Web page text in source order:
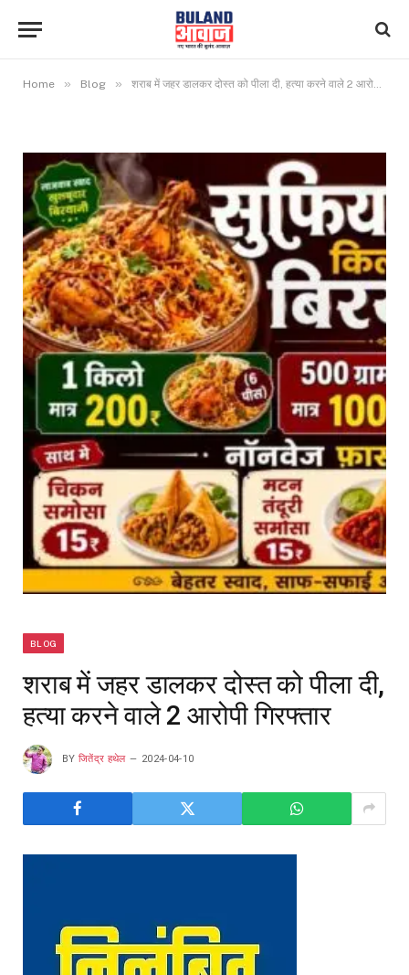
Home » Blog » शराब में जहर डालकर दोस्त को पीला दी, हत्या करने वाले 2 आरोपी गिरफ्तार
BLOG
शराब में जहर डालकर दोस्त को पीला दी,
हत्या करने वाले 2 आरोपी गिरफ्तार
BY जितेंद्र हथेल 2024-04-10